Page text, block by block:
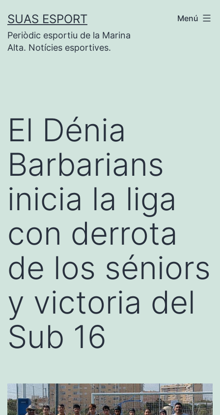
contenido
SUAS ESPORT
Periòdic esportiu de la Marina
Alta. Notícies esportives.
Menú
El Dénia
Barbarians
inicia la liga
con derrota
de los séniors
y victoria del
Sub 16